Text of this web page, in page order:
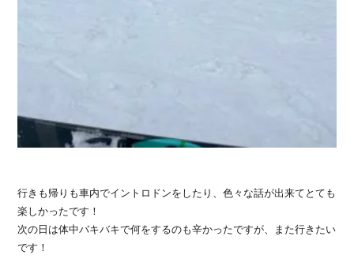
行きも帰りも車内でイントロドンをしたり、色々な話が出来てとても
楽しかったです！
次の日は体中バキバキで何をするのも辛かったですが、また行きたい
です！